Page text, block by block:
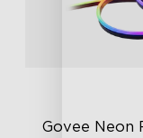
Govee Neon